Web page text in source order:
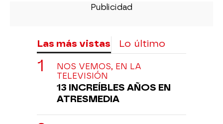
Las más vistas Lo último
NOS VEMOS, EN LA
TELEVISIÓN
13 INCREÍBLES AÑOS EN
ATRESMEDIA